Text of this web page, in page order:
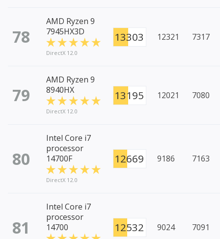
78
AMD Ryzen 9
7945HX3D
DirectX 12.0
13303 12321 7317
79
AMD Ryzen 9
8940HX
DirectX 12.0
13195 12021 7080
80
Intel Core i7
processor
14700F
DirectX 12.0
12669 9186 7163
81
Intel Core i7
processor
14700
12532 9024 7091